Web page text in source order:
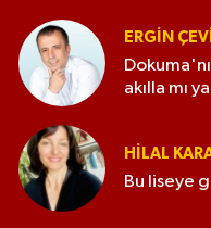
ERGIN
akılla mı
HILAL
Bu liseye